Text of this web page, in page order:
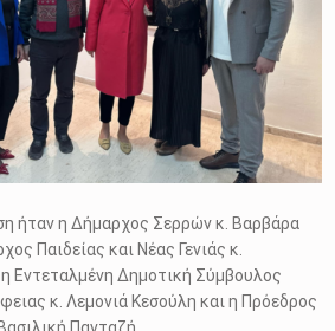
ήταν η Δήμαρχος Σερρών κ. Βαρβάρα
Παιδείας και Νέας Γενιάς κ.
Εντεταλμένη Δημοτική Σύμβουλος
κ. Λεμονιά Κεσούλη και η Πρόεδρος
Πανταζή.